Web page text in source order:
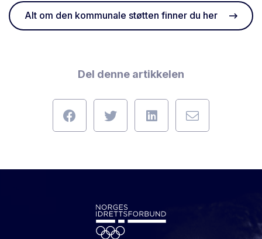
Alt om den kommunale støtten finner du her
Del denne artikkelen